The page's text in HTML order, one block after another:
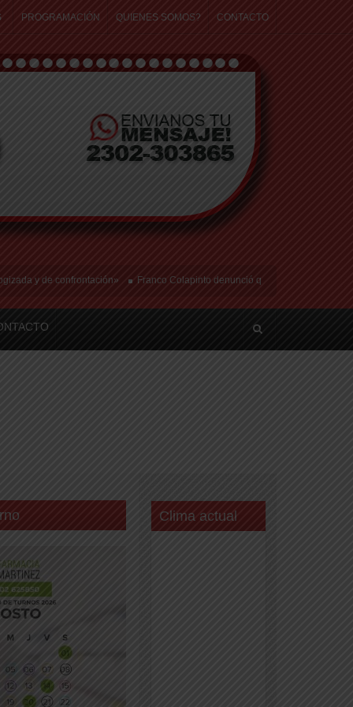
PROGRAMACIÓN QUIENES SOMOS? CONTACTO
y de confrontación» Franco Colapinto denunció que fue víctima de un
Clima actual